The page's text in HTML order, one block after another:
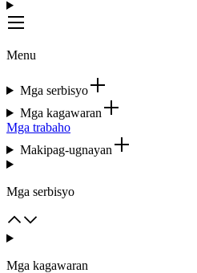
Menu
Mga serbisyo
Mga kagawaran
Mga trabaho
Makipag-ugnayan
Mga serbisyo
Mga kagawaran